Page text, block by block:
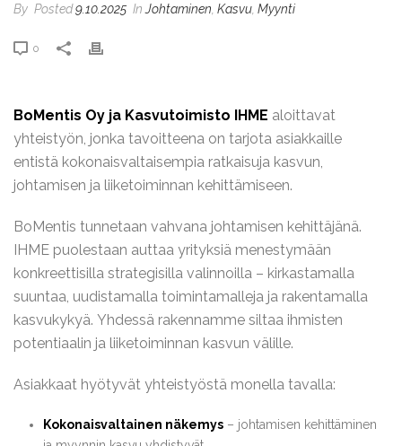
By Posted9.10.2025 In Johtaminen Kasvu Myynti
0
BoMentis Oy ja Kasvutoimisto IHME aloittavat
yhteistyön, jonka tavoitteena on tarjota asiakkaille
entistä kokonaisvaltaisempia ratkaisuja kasvun,
johtamisen ja liiketoiminnan kehittämiseen.
BoMentis tunnetaan vahvana johtamisen kehittäjänä.
IHME puolestaan auttaa yrityksiä menestymään
konkreettisilla strategisilla valinnoilla – kirkastamalla
suuntaa, uudistamalla toimintamalleja ja rakentamalla
kasvukykyä. Yhdessä rakennamme siltaa ihmisten
potentiaalin ja liiketoiminnan kasvun välille.
Asiakkaat hyötyvät yhteistyöstä monella tavalla:
Kokonaisvaltainen näkemys– johtamisen kehittäminen